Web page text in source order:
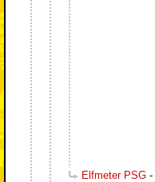
Elfmeter PSG -